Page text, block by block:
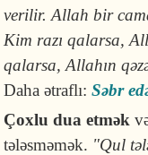
verilir. Allah bir
Kim razı qalarsa,
qalarsa, Allahın
Daha ətraflı:Səbr
Çoxlu dua etmək
tələsməmək. "Qul